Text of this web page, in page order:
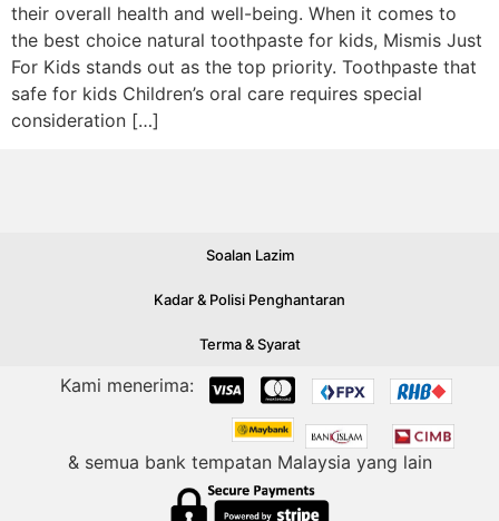
their overall health and well-being. When it comes to
the best choice natural toothpaste for kids, Mismis Just
For Kids stands out as the top priority. Toothpaste that
safe for kids Children’s oral care requires special
consideration […]
Soalan Lazim
Kadar & Polisi Penghantaran
Terma & Syarat
Kami menerima:
& semua bank tempatan Malaysia yang lain